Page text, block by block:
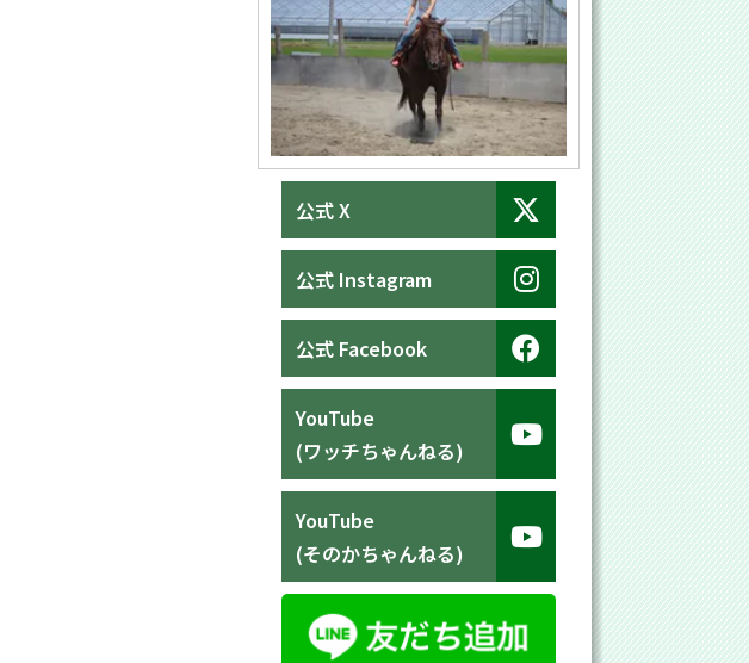
公式 X
公式 Instagram
公式 Facebook
YouTube
(ワッチちゃんねる)
YouTube
(そのかちゃんねる)